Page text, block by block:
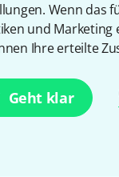
Wenn das
und Marketing
Ihre erteilte
Geht klar
mit